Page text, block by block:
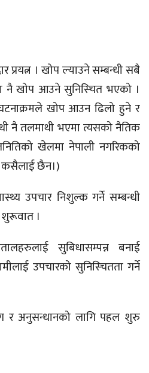
प्रयत्न । खोप ल्याउने सम्बन्धी सबै
नै खोप आउने सुनिस्चित भएको ।
खोप आउन ढिलो हुने र
नै तलमाथी भएमा त्यसको नैतिक
खेलमा नेपाली नगरिकको
कसैलाई छैन।)
उपचार निशुल्क गर्ने सम्बन्धी
शुरूवात ।
सुबिधासम्पन्न बनाई
उपचारको सुनिस्चितता गर्ने
र अनुसन्धानको लागि पहल शुरु